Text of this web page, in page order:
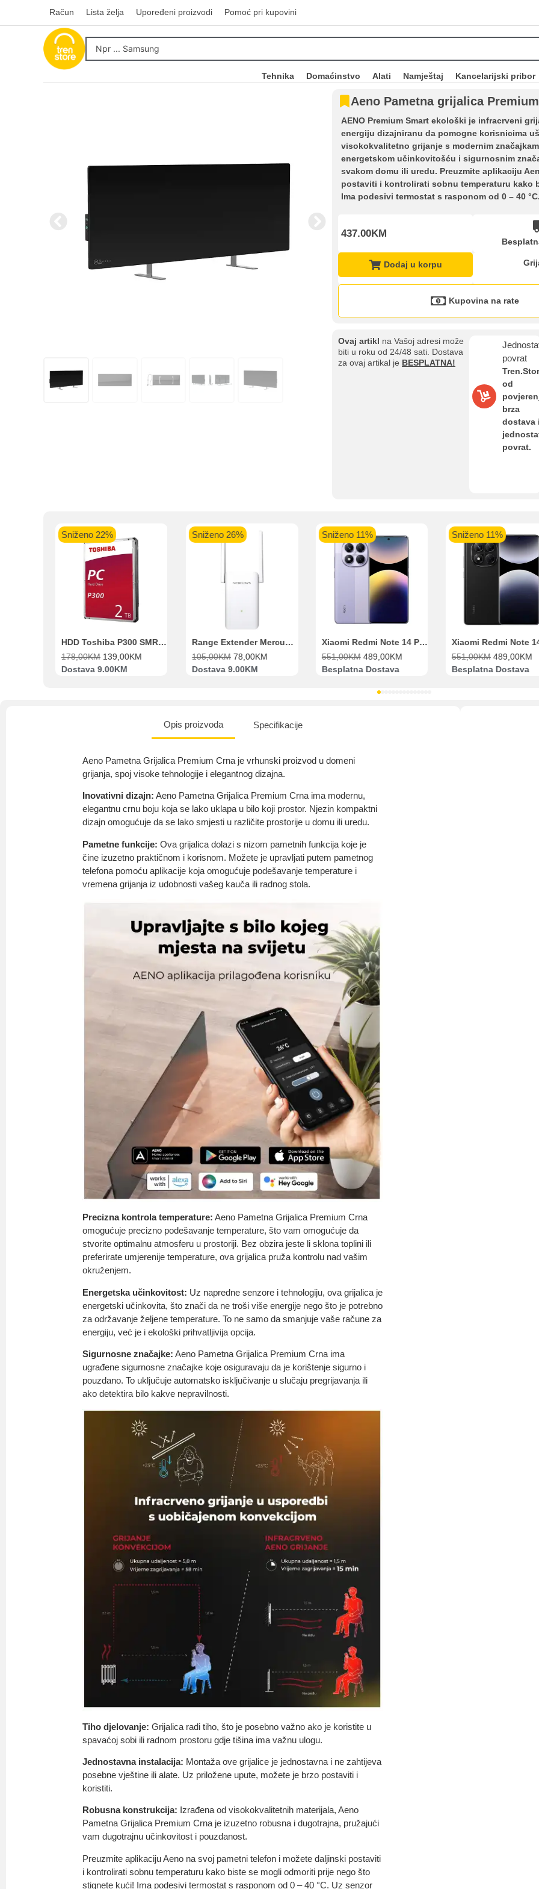
Račun Lista želja Upoređeni proizvodi Pomoć pri kupovini
Tehnika Domaćinstvo Alati Namještaj Kancelarijski pribor
Aeno Pametna grijalica
AENO Premium Smart ekološki je infracrveni
energiju dizajniranu da pomogne korisnicima
visokokvalitetno grijanje s modernim
energetskom učinkovitošću i sigurnosnim
svakom domu ili uredu. Preuzmite aplikaciju
postaviti i kontrolirati sobnu temperaturu kako
Ima podesivi termostat s rasponom od 0 – 40 °C.
437.00KM
Dodaj u korpu
Kupovina na rate
Ovaj artikl na Vašoj adresi može
biti u roku od 24/48 sati. Dostava
za ovaj artikal je BESPLATNA!
povrat
od
brza
dostava i
povrat.
Sniženo 26%
Range Extender Mercusys AX3000 ME80X Wi-Fi 6
105,00KM 78,00KM
Dostava 9.00KM
Sniženo 11%
Xiaomi Redmi Note 14 Pro 8GB 256GB Ljubičasti
551,00KM 489,00KM
Besplatna Dostava
Sniženo 11%
Xiaomi Redmi Note 14 Pro 8GB 256GB Crni
551,00KM 489,00KM
Besplatna Dostava
Sniženo 28%
72,50KM 51,90KM
Dostava 9.00KM
Opis proizvoda Specifikacije
Aeno Pametna Grijalica Premium Crna je vrhunski proizvod u domeni
grijanja, spoj visoke tehnologije i elegantnog dizajna.
Inovativni dizajn: Aeno Pametna Grijalica Premium Crna ima modernu,
elegantnu crnu boju koja se lako uklapa u bilo koji prostor. Njezin kompaktni
dizajn omogućuje da se lako smjesti u različite prostorije u domu ili uredu.
Pametne funkcije: Ova grijalica dolazi s nizom pametnih funkcija koje je
čine izuzetno praktičnom i korisnom. Možete je upravljati putem pametnog
telefona pomoću aplikacije koja omogućuje podešavanje temperature i
vremena grijanja iz udobnosti vašeg kauča ili radnog stola.
Precizna kontrola temperature: Aeno Pametna Grijalica Premium Crna
omogućuje precizno podešavanje temperature, što vam omogućuje da
stvorite optimalnu atmosferu u prostoriji. Bez obzira jeste li sklona toplini ili
preferirate umjerenije temperature, ova grijalica pruža kontrolu nad vašim
okruženjem.
Energetska učinkovitost: Uz napredne senzore i tehnologiju, ova grijalica je
energetski učinkovita, što znači da ne troši više energije nego što je potrebno
za održavanje željene temperature. To ne samo da smanjuje vaše račune za
energiju, već je i ekološki prihvatljivija opcija.
Sigurnosne značajke: Aeno Pametna Grijalica Premium Crna ima
ugrađene sigurnosne značajke koje osiguravaju da je korištenje sigurno i
pouzdano. To uključuje automatsko isključivanje u slučaju pregrijavanja ili
ako detektira bilo kakve nepravilnosti.
Tiho djelovanje: Grijalica radi tiho, što je posebno važno ako je koristite u
spavaćoj sobi ili radnom prostoru gdje tišina ima važnu ulogu.
Jednostavna instalacija: Montaža ove grijalice je jednostavna i ne zahtijeva
posebne vještine ili alate. Uz priložene upute, možete je brzo postaviti i
koristiti.
Robusna konstrukcija: Izrađena od visokokvalitetnih materijala, Aeno
Pametna Grijalica Premium Crna je izuzetno robusna i dugotrajna, pružajući
vam dugotrajnu učinkovitost i pouzdanost.
Preuzmite aplikaciju Aeno na svoj pametni telefon i možete daljinski postaviti
i kontrolirati sobnu temperaturu kako biste se mogli odmoriti prije nego što
stignete kući! Ima podesivi termostat s rasponom od 0 – 40 °C. Uz senzor
VISA Platinum do 12
rata
Intesa Sanpaolo banka
VISA Inspire do 12 rata
MasterCard Obročna
do 24 rate
UniCredit
Pomoć pri kupovini
Bit će uračunati bankarski troškovi u iznosi od 3.5%